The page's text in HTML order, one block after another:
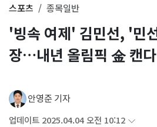
스포츠 종목일반
'빙속 여제' 김민선, '민
장…내년 올림픽 金 캔다
안영준 기자
업데이트 2025.04.04 오전 10:12